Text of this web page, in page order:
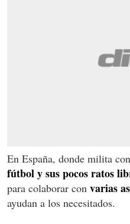
En España, donde milita
fútbol y sus pocos ratos
para colaborar con varias
ayudan a los necesitados.